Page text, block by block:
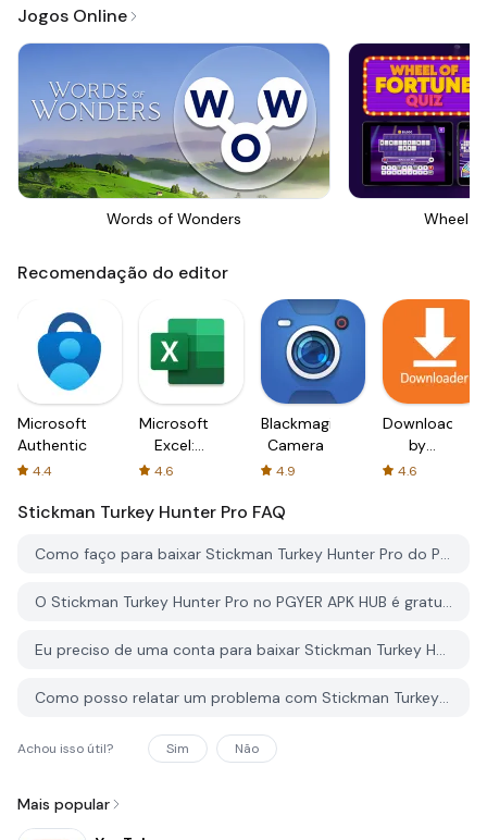
Jogos Online
Words of Wonders Wheel
Recomendação do editor
Microsoft
Authenticator
4.4
Microsoft
Excel:
Spreadsheets
4.6
Blackmagic
Camera
4.9
Downloader
by
AFTVnews
4.6
Stickman Turkey Hunter Pro FAQ
Como faço para baixar Stickman Turkey Hunter Pro do PGYER APK HUB?
O Stickman Turkey Hunter Pro no PGYER APK HUB é gratuito para baixar?
Eu preciso de uma conta para baixar Stickman Turkey Hunter Pro do PGYER APK HUB?
Como posso relatar um problema com Stickman Turkey Hunter Pro no PGYER APK HUB?
Achou isso útil? Sim Não
Mais popular